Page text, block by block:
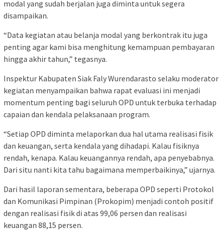
modal yang sudah berjalan juga diminta untuk segera
disampaikan.
“Data kegiatan atau belanja modal yang berkontrak itu juga
penting agar kami bisa menghitung kemampuan pembayaran
hingga akhir tahun,” tegasnya.
Inspektur Kabupaten Siak Faly Wurendarasto selaku moderator
kegiatan menyampaikan bahwa rapat evaluasi ini menjadi
momentum penting bagi seluruh OPD untuk terbuka terhadap
capaian dan kendala pelaksanaan program.
“Setiap OPD diminta melaporkan dua hal utama realisasi fisik
dan keuangan, serta kendala yang dihadapi. Kalau fisiknya
rendah, kenapa. Kalau keuangannya rendah, apa penyebabnya.
Dari situ nanti kita tahu bagaimana memperbaikinya,” ujarnya.
Dari hasil laporan sementara, beberapa OPD seperti Protokol
dan Komunikasi Pimpinan (Prokopim) menjadi contoh positif
dengan realisasi fisik di atas 99,06 persen dan realisasi
keuangan 88,15 persen.